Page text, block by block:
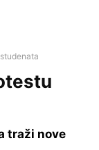
traži nove